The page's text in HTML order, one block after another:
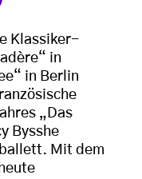
Klassiker-
in
in Berlin
„Das
Bysshe
Mit dem